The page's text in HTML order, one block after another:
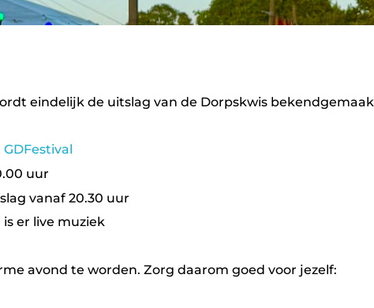
eindelijk de uitslag van de Dorpskwis
GDFestival
uur
vanaf 20.30 uur
is er live muziek
avond te worden. Zorg daarom goed voor jezelf: